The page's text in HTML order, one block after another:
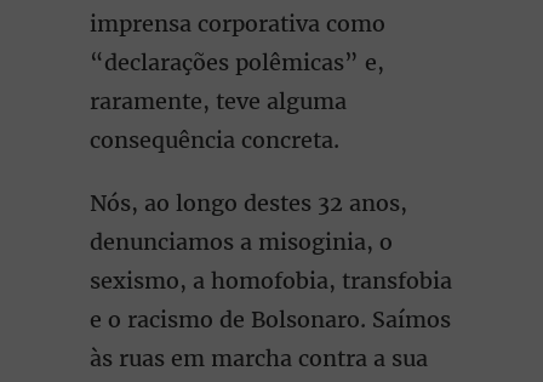
imprensa corporativa como
“declarações polêmicas” e,
raramente, teve alguma
consequência concreta.
Nós, ao longo destes 32 anos,
denunciamos a misoginia, o
sexismo, a homofobia, transfobia
e o racismo de Bolsonaro. Saímos
às ruas em marcha contra a sua